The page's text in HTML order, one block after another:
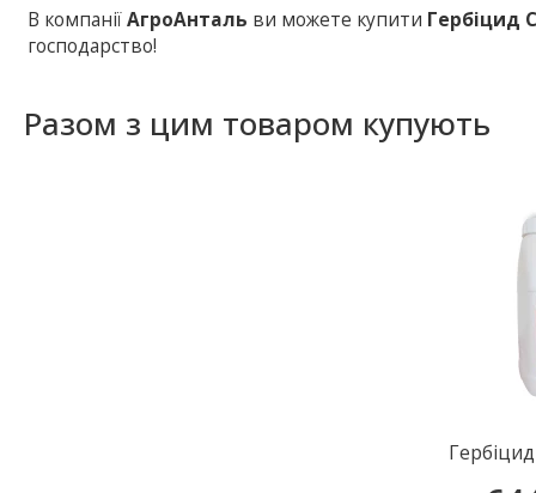
В компаніїАгроАнталь ви можете купити Гербіцид
господарство!
Разом з цим товаром купують